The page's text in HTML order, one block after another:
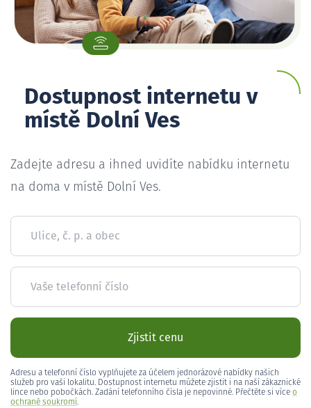
Dostupnost internetu v
místě Dolní Ves
Zadejte adresu a ihned uvidíte nabídku internetu
na doma v místě Dolní Ves.
Ulice, č. p. a obec
Vaše telefonní číslo
Zjistit cenu
Adresu a telefonní číslo vyplňujete za účelem jednorázové nabídky našich
služeb pro vaši lokalitu. Dostupnost internetu můžete zjistit i na naší zákaznické
lince nebo pobočkách. Zadání telefonního čísla je nepovinné. Přečtěte si více o
ochraně soukromí.